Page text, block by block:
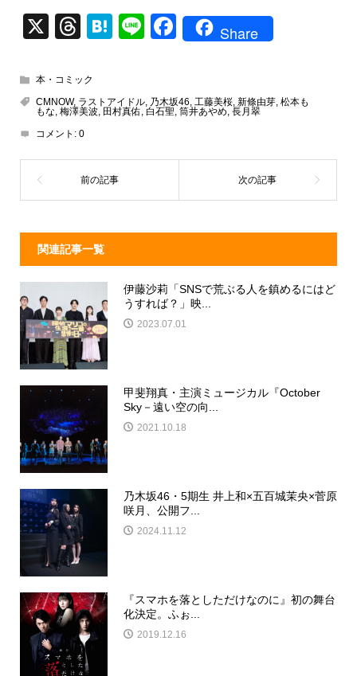
X
T
e
a
d
s
H
n
Li
F
e
o
k
Share
本・コミック
CMNOW, ラストアイドル, 乃木坂46, 工藤美桜, 新條由芽, 松本も
もな, 梅澤美波, 田村真佑, 白石聖, 筒井あやめ, 長月翠
コメント: 0
関連記事一覧
伊藤沙莉「SNSで荒ぶる人を鎮めるにはど
うすれば？」映...
2023.07.01
甲斐翔真・主演ミュージカル『October
Sky－遠い空の向...
2021.10.18
乃木坂46・5期生 井上和×五百城茉央×菅原
咲月、公開フ...
2024.11.12
『スマホを落としただけなのに』初の舞台
化決定。ふぉ...
2019.12.16